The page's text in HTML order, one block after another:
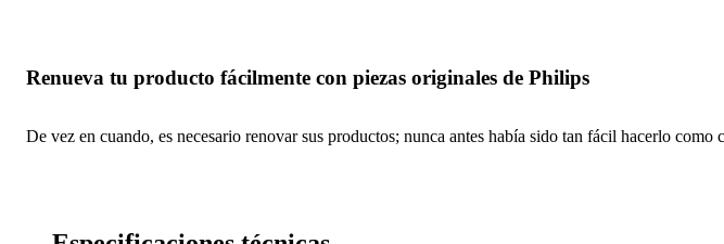
Renueva tu producto fácilmente con piezas originales de Philips
De vez en cuando, es necesario renovar sus productos; nunca antes había sido tan fácil hacerlo